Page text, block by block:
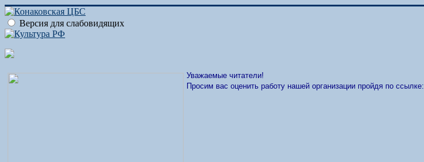
Версия для слабовидящих
Уважаемые читатели!
Просим вас оценить работу нашей организации пройдя по ссылке: